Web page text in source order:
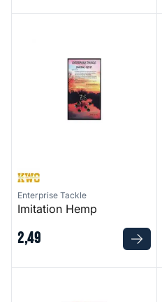
Enterprise Tackle
Imitation Hemp
2,49